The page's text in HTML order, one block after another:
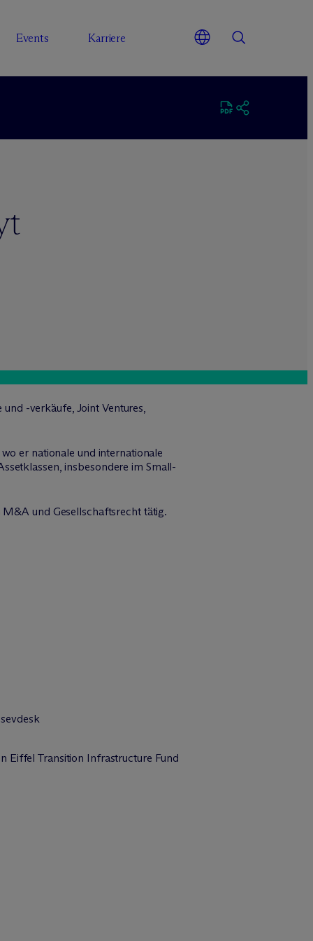
Events Karriere
-verkäufe, Joint Ventures,
er nationale und internationale
insbesondere im Small-
und Gesellschaftsrecht tätig.
Eiffel Transition Infrastructure Fund